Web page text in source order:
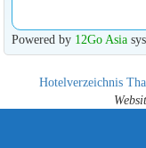
Powered by 12Go Asia
Hotelverzeichnis